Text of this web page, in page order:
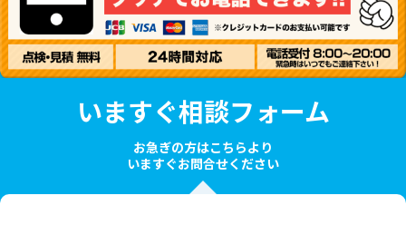
いますぐ相談フォーム
お急ぎの方はこちらより
いますぐお問合せください